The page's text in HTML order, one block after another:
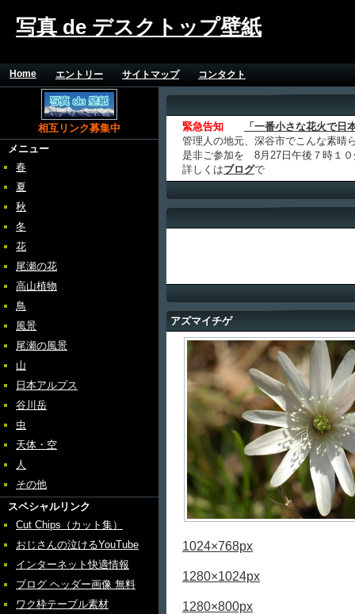
写真 de デスクトップ壁紙
Home エントリー サイトマップ コンタクト
相互リンク募集中
メニュー
春
夏
秋
冬
花
尾瀬の花
高山植物
鳥
風景
尾瀬の風景
山
日本アルプス
谷川岳
虫
天体・空
人
その他
スペシャルリンク
Cut Chips（カット集）
おじさんの泣けるYouTube
インターネット快適情報
ブログ ヘッダー画像 無料
ワク枠テーブル素材
緊急告知
「一番小さな花火で日
管理人の地元、深谷市でこんな素晴
是非ご参加を 8月27日午後７時１０
詳しくはブログで
アズマイチゲ
1024×768px
1280×1024px
1280×800px